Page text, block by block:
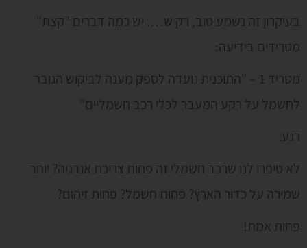
בעיקרון זה נשמע טוב, רק ש…. יש כמה דברים "קצת"
מטרידים בידיעה:
מטריד 1 – "התוכנית נועדה לספק מענה לביקוש הגובר
לחשמל על רקע המעבר לכלי רכב חשמליים"
רגע.
לא סיפרו לנו שרכב חשמלי זה פחות צריכת אנרגיה? יותר
שמירה על כדור הארץ? פחות חשמל? פחות זיהום?
פחות אמת!